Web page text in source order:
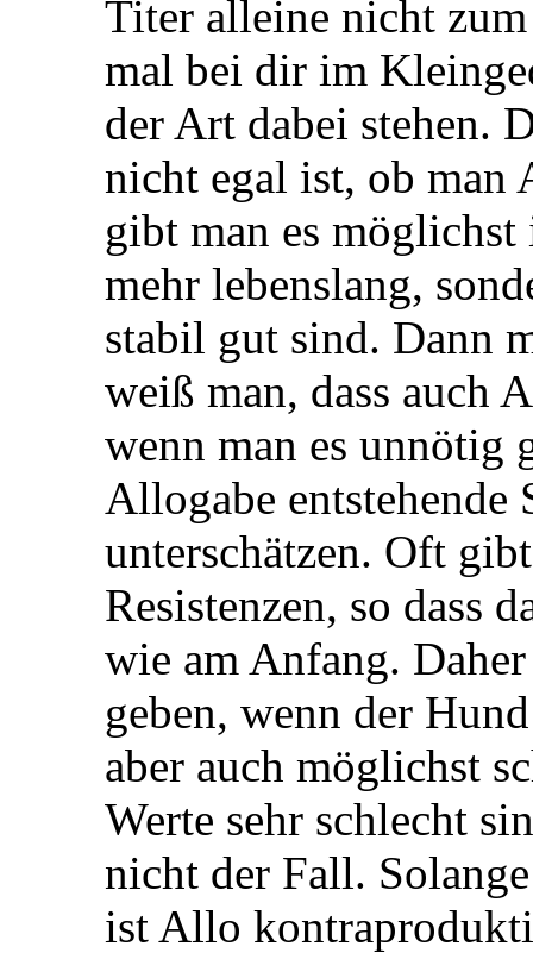
Titer alleine nicht
mal bei dir im
der Art dabei stehen.
nicht egal ist, ob man
gibt man es
mehr lebenslang,
stabil gut sind. Dann
weiß man, dass auch
wenn man es unnötig
Allogabe
unterschätzen. Oft
Resistenzen, so dass
wie am Anfang.
geben, wenn der
aber auch möglichst
Werte sehr schlecht
nicht der Fall.
ist Allo